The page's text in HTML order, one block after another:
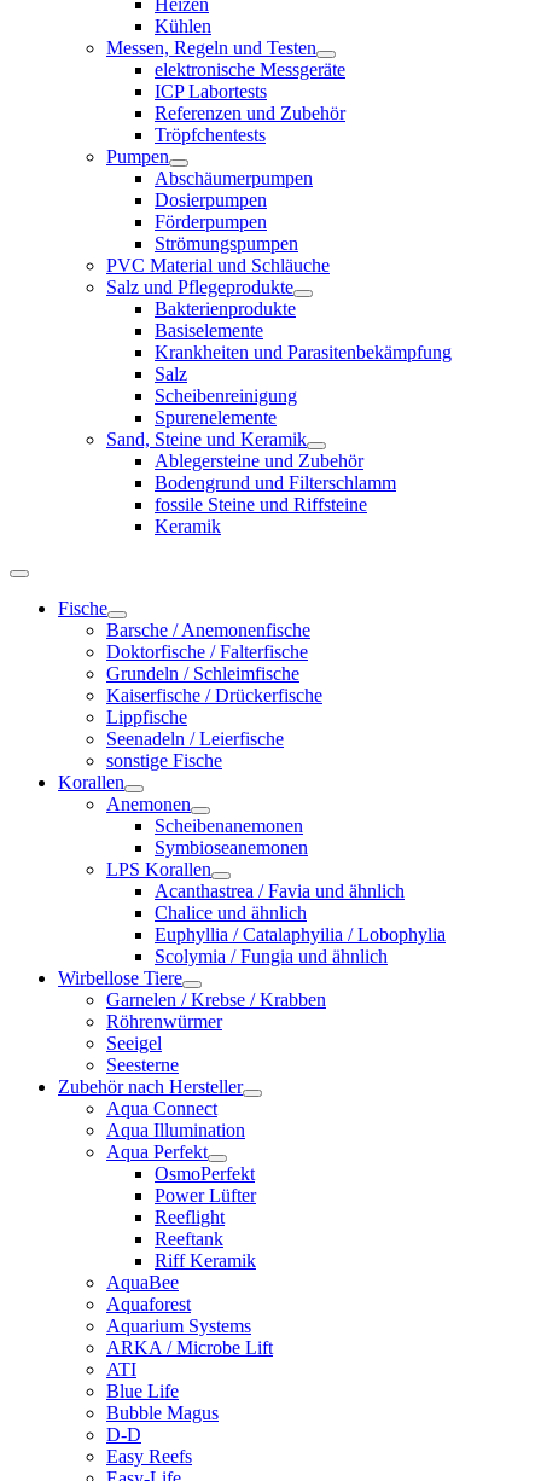
Kühlen
Messen, Regeln und Testen
elektronische Messgeräte
ICP Labortests
Referenzen und Zubehör
Tröpfchentests
Pumpen
Abschäumerpumpen
Dosierpumpen
Förderpumpen
Strömungspumpen
PVC Material und Schläuche
Salz und Pflegeprodukte
Bakterienprodukte
Basiselemente
Krankheiten und Parasitenbekämpfung
Salz
Scheibenreinigung
Spurenelemente
Sand, Steine und Keramik
Ablegersteine und Zubehör
Bodengrund und Filterschlamm
fossile Steine und Riffsteine
Keramik
Fische
Barsche / Anemonenfische
Doktorfische / Falterfische
Grundeln / Schleimfische
Kaiserfische / Drückerfische
Lippfische
Seenadeln / Leierfische
sonstige Fische
Korallen
Anemonen
Scheibenanemonen
Symbioseanemonen
LPS Korallen
Acanthastrea / Favia und ähnlich
Chalice und ähnlich
Euphyllia / Catalaphyilia / Lobophylia
Scolymia / Fungia und ähnlich
Wirbellose Tiere
Garnelen / Krebse / Krabben
Röhrenwürmer
Seeigel
Seesterne
Zubehör nach Hersteller
Aqua Connect
Aqua Illumination
Aqua Perfekt
OsmoPerfekt
Power Lüfter
Reeflight
Reeftank
Riff Keramik
AquaBee
Aquaforest
Aquarium Systems
ARKA / Microbe Lift
ATI
Blue Life
Bubble Magus
D-D
Easy Reefs